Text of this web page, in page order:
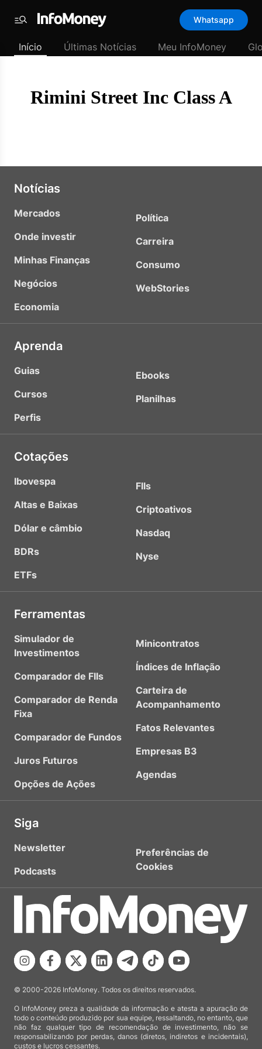
padrão
Últimas
InfoMoney
Menu
Whatsapp
Início Últimas Notícias Meu InfoMoney
Rimini Street Inc Class A
Notícias
Mercados
Onde investir
Minhas Finanças
Negócios
Economia
Política
Carreira
Consumo
WebStories
Aprenda
Guias
Cursos
Perfis
Ebooks
Planilhas
Cotações
Ibovespa
Altas e Baixas
Dólar e câmbio
BDRs
ETFs
FIIs
Criptoativos
Nasdaq
Nyse
Ferramentas
Simulador de
Investimentos
Comparador de FIIs
Comparador de Renda
Fixa
Comparador de Fundos
Juros Futuros
Opções de Ações
Minicontratos
Índices de Inflação
Carteira de
Acompanhamento
Fatos Relevantes
Empresas B3
Agendas
Siga
Newsletter
Podcasts
Preferências de
Cookies
© 2000-2026 InfoMoney. Todos os direitos reservados.
O InfoMoney preza a qualidade da informação e atesta a apuração de
todo o conteúdo produzido por sua equipe, ressaltando, no entanto, que
não faz qualquer tipo de recomendação de investimento, não se
responsabilizando por perdas, danos (diretos, indiretos e incidentais),
custos e lucros cessantes.